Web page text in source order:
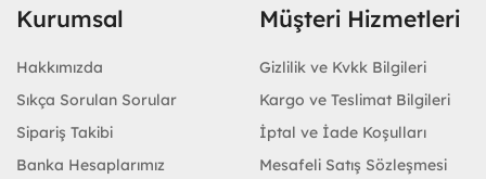
Kurumsal
Hakkımızda
Sıkça Sorulan Sorular
Sipariş Takibi
Banka Hesaplarımız
Müşteri Hizmetleri
Gizlilik ve Kvkk Bilgileri
Kargo ve Teslimat Bilgileri
İptal ve İade Koşulları
Mesafeli Satış Sözleşmesi